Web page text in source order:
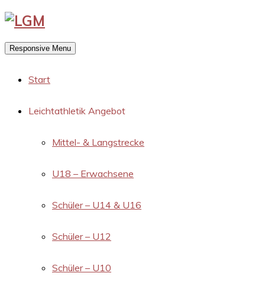
Responsive Menu
Start
Leichtathletik Angebot
Mittel- & Langstrecke
U18 – Erwachsene
Schüler – U14 & U16
Schüler – U12
Schüler – U10